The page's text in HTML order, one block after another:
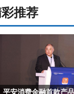
推荐
平安消费金融首款产品